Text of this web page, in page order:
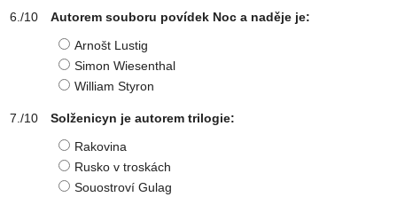
Autorem souboru povídek Noc a naděje je:
Arnošt Lustig
Simon Wiesenthal
William Styron
Solženicyn je autorem trilogie:
Rakovina
Rusko v troskách
Souostroví Gulag